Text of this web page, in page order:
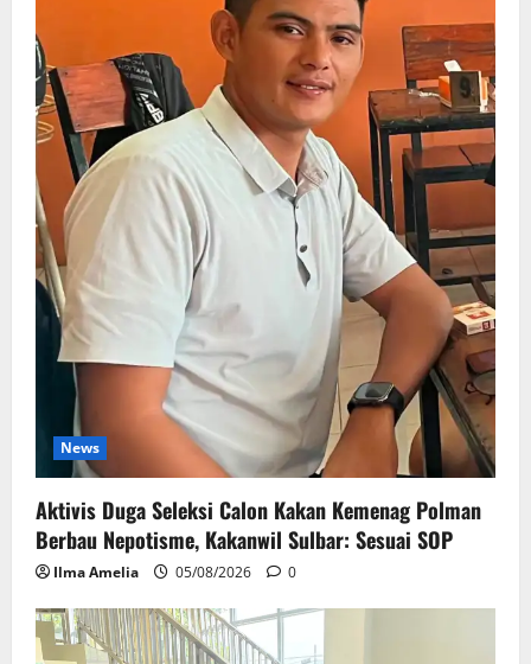
News
Aktivis Duga Seleksi Calon Kakan Kemenag Polman
Berbau Nepotisme, Kakanwil Sulbar: Sesuai SOP
Ilma Amelia 05/08/2026 0